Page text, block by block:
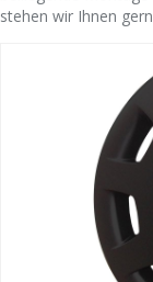
stehen wir Ihnen